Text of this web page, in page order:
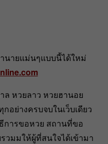
นายแม่นๆแบบนี้ได้ใหม่
ล หวยลาว หวยฮานอย
อย่างครบจบในเว็บเดียว
การขอหวย สถานที่ขอ
วมมให้ผู้ที่สนใจได้เข้ามา